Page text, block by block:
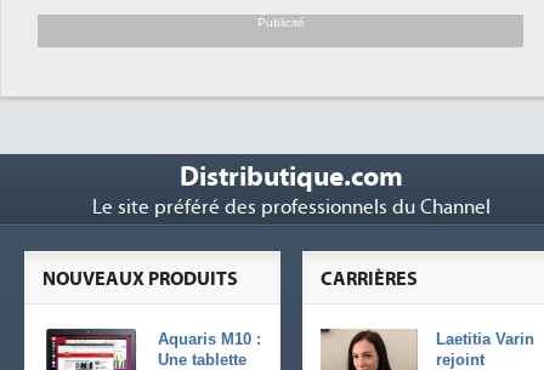
soutient les...
Publicité
Distributique.com
Le site préféré des professionnels du Channel
CARRIÈRES
Laetitia Varin
rejoint
NOUVEAUX PRODUITS
Aquaris M10 :
Une tablette